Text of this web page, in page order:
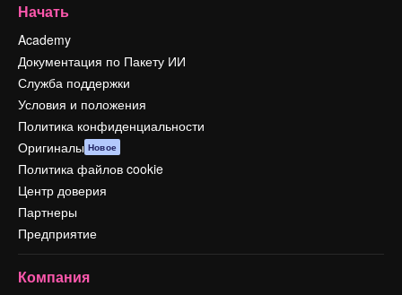
Начать
Academy
Документация по Пакету ИИ
Служба поддержки
Условия и положения
Политика конфиденциальности
Оригиналы Новое
Политика файлов cookie
Центр доверия
Партнеры
Предприятие
Компания